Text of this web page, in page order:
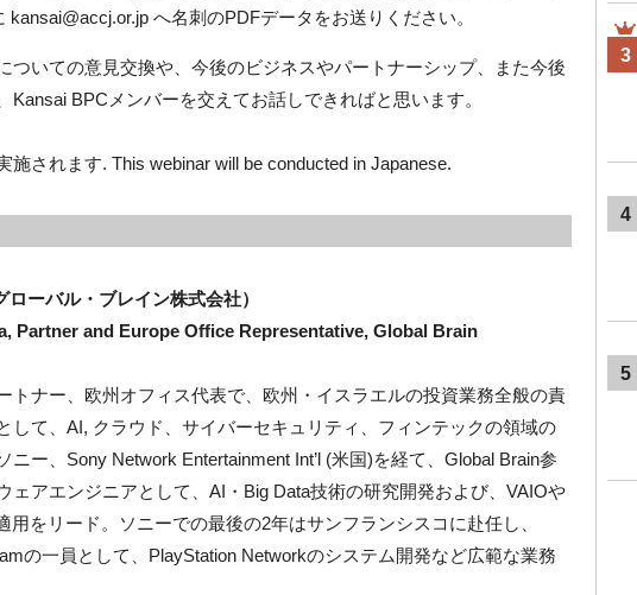
へ名刺のPDFデータをお送りください。
ついての意見交換や、今後のビジネスやパートナーシップ、また今後
Kansai BPCメンバーを交えてお話しできればと思います。
施されます. This webinar will be conducted in Japanese.
ローバル・ブレイン株式会社）
and Europe Office Representative, Global Brain
トナー、欧州オフィス代表で、欧州・イスラエルの投資業務全般の責
して、AI, クラウド、サイバーセキュリティ、フィンテックの領域の
ニー、Sony Network Entertainment Int’l (米国)を経て、Global Brain参
ェアエンジニアとして、AI・Big Data技術の研究開発および、VAIOや
用をリード。ソニーでの最後の2年はサンフランシスコに赴任し、
の一員として、PlayStation Networkのシステム開発など広範な業務
3
4
5